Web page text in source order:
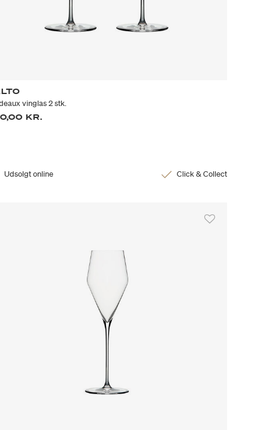
vinglas 2 stk.
KR.
Udsolgt online Click & Collect